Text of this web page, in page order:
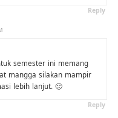
Reply
semester ini memang
mangga silakan mampir
lebih lanjut. 🙂
Reply